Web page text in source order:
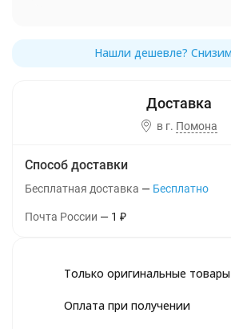
в г. Помона
Способ доставки
Бесплатная доставка Бесплатно
Почта России 1 ₽
Только оригинальные товары
Оплата при получении